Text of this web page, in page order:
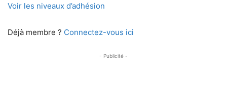
Voir les niveaux d’adhésion
Déjà membre ? Connectez-vous ici
- Publicité -